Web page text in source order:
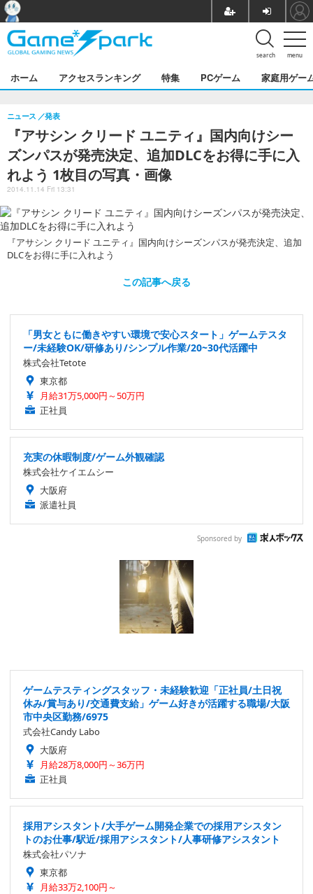
menu
search
ホーム アクセスランキング 特集 PCゲーム 家庭用ゲー
『アサシン クリード ユニティ』国内向けシー
ズンパスが発売決定、追加DLCをお得に手に入
れよう 1枚目の写真・画像
ニュース 発表
2014.11.14 Fri 13:31
『アサシン クリード ユニティ』国内向けシーズンパスが発売決定、追加
DLCをお得に手に入れよう
この記事へ戻る
「男女ともに働きやすい環境で安心スタート」ゲームテスタ
ー/未経験OK/研修あり/シンプル作業/20~30代活躍中
株式会社Tetote
東京都
月給31万5,000円～50万円
正社員
充実の休暇制度/ゲーム外観確認
株式会社ケイエムシー
大阪府
派遣社員
Sponsored by
ゲームテスティングスタッフ・未経験歓迎「正社員/土日祝
休み/賞与あり/交通費支給」ゲーム好きが活躍する職場/大阪
市中央区勤務/6975
式会社Candy Labo
大阪府
月給28万8,000円～36万円
正社員
採用アシスタント/大手ゲーム開発企業での採用アシスタン
トのお仕事/駅近/採用アシスタント/人事研修アシスタント
株式会社パソナ
東京都
月給33万2,100円～